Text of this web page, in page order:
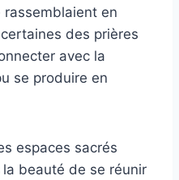
rassemblaient en
des prières
avec la
se produire en
espaces sacrés
beauté de se réunir